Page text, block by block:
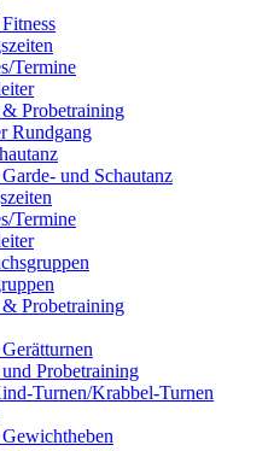
Termine
Probetraining
Rundgang
und Schautanz
Termine
Probetraining
Probetraining
Turnen/Krabbel-Turnen